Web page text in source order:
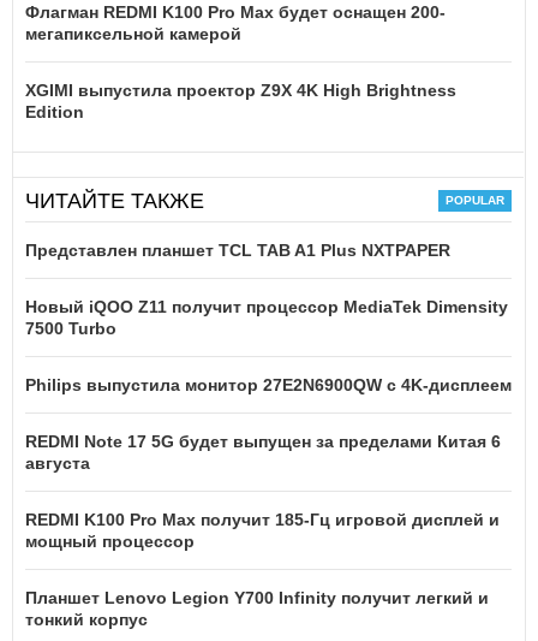
Флагман REDMI K100 Pro Max будет оснащен 200-
мегапиксельной камерой
XGIMI выпустила проектор Z9X 4K High Brightness
Edition
ЧИТАЙТЕ ТАКЖЕ
Представлен планшет TCL TAB A1 Plus NXTPAPER
Новый iQOO Z11 получит процессор MediaTek Dimensity
7500 Turbo
Philips выпустила монитор 27E2N6900QW с 4K-дисплеем
REDMI Note 17 5G будет выпущен за пределами Китая 6
августа
REDMI K100 Pro Max получит 185-Гц игровой дисплей и
мощный процессор
Планшет Lenovo Legion Y700 Infinity получит легкий и
тонкий корпус